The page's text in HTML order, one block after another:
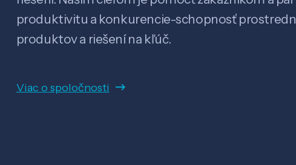
produktivitu a konkurencie-schopnosť
produktov a riešení na kľúč.
Viac o spoločnosti